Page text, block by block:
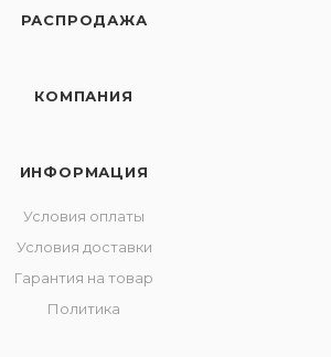
РАСПРОДАЖА
КОМПАНИЯ
ИНФОРМАЦИЯ
Условия оплаты
Условия доставки
Гарантия на товар
Политика